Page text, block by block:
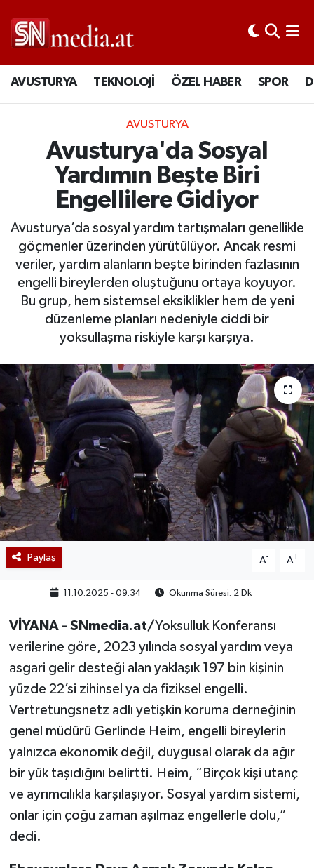
AVUSTURYA TEKNOLOJİ ÖZEL HABER SPOR
AVUSTURYA
Avusturya'da Sosyal
Yardımın Beşte Biri
Engellilere Gidiyor
Avusturya’da sosyal yardım tartışmaları genellikle
göçmenler üzerinden yürütülüyor. Ancak resmi
veriler, yardım alanların beşte birinden fazlasının
engelli bireylerden oluştuğunu ortaya koyuyor.
Bu grup, hem sistemsel eksiklikler hem de yeni
düzenleme planları nedeniyle ciddi bir
yoksullaşma riskiyle karşı karşıya.
Paylaş A- A+
11.10.2025 - 09:34 Okunma Süresi: 2 Dk
VİYANA - SNmedia.at/Yoksulluk Konferansı
verilerine göre, 2023 yılında sosyal yardım veya
asgari gelir desteği alan yaklaşık 197 bin kişinin
yüzde 22’si zihinsel ya da fiziksel engelli.
Vertretungsnetz adlı yetişkin koruma derneğinin
genel müdürü Gerlinde Heim, engelli bireylerin
yalnızca ekonomik değil, duygusal olarak da ağır
bir yük taşıdığını belirtti. Heim, “Birçok kişi utanç
ve ayrımcılıkla karşılaşıyor. Sosyal yardım sistemi,
onlar için çoğu zaman aşılmaz engellerle dolu,”
dedi.